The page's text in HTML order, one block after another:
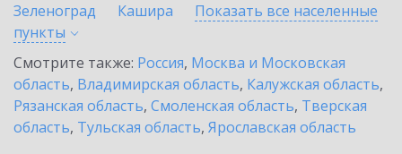
Зеленоград
Кашира
Показать все населенные
пункты
Смотрите также: Россия, Москва и Московская
область, Владимирская область, Калужская область,
Рязанская область, Смоленская область, Тверская
область, Тульская область, Ярославская область